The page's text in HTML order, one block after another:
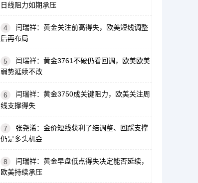
日线阻力如期承压
4
闫瑞祥：黄金关注前高得失，欧美短线调整
后再布局
5
闫瑞祥：黄金3761不破仍看回调，欧美欧美
弱势延续不改
6
闫瑞祥：黄金3750成关键阻力，欧美关注周
线支撑得失
7
张尧浠：金价短线获利了结调整、回踩支撑
仍是多头机会
8
闫瑞祥：黄金早盘低点得失决定能否延续，
欧美持续承压